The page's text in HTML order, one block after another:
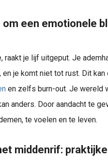
een emotionele
je lijf uitgeput. Je
je komt niet tot rust. Dit kan
en zelfs burn-out. Je wereld
anders. Door aandacht te
te voelen en te leven.
middenrif: